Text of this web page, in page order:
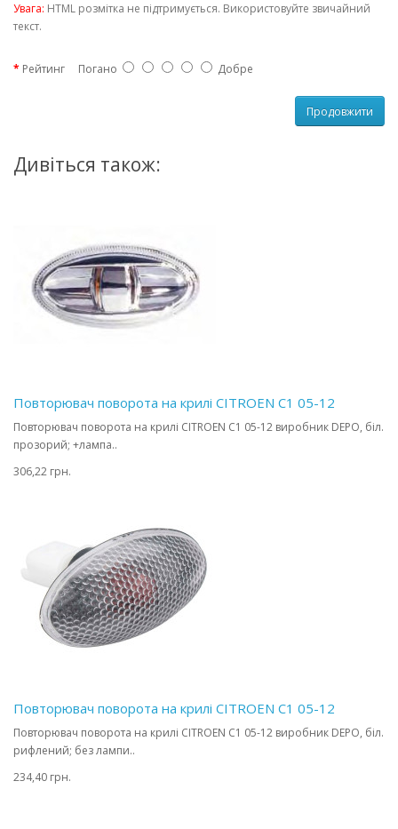
Увага: HTML розмітка не підтримується. Використовуйте звичайний
текст.
Рейтинг Погано Добре
Продовжити
Дивіться також:
Повторювач поворота на крилі CITROEN C1 05-12
Повторювач поворота на крилі CITROEN C1 05-12 виробник DEPO, біл.
прозорий; +лампа..
306,22 грн.
Повторювач поворота на крилі CITROEN C1 05-12
Повторювач поворота на крилі CITROEN C1 05-12 виробник DEPO, біл.
рифлений; без лампи..
234,40 грн.